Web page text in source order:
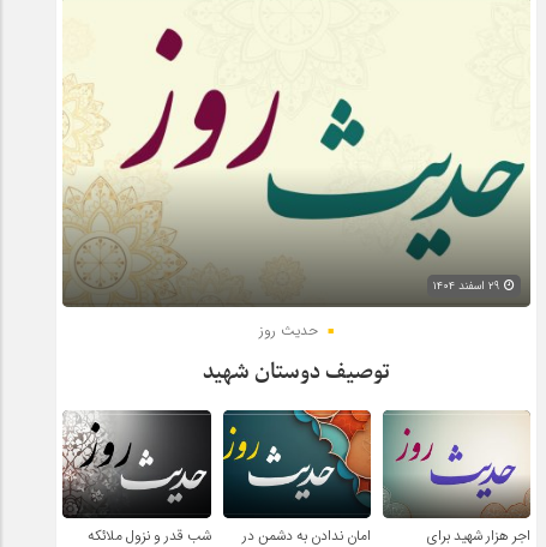
حدیث روز
توصیف دوستان شهید
اجر هزار شهید برای
امان ندادن به دشمن در
شب قدر و نزول ملائکه